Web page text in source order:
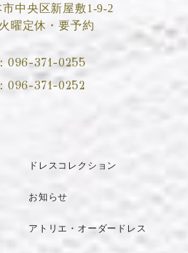
中央区新屋敷1-9-2
曜定休・要予約
096-371-0255
096-371-0252
ドレスコレクション
お知らせ
アトリエ・オーダードレス